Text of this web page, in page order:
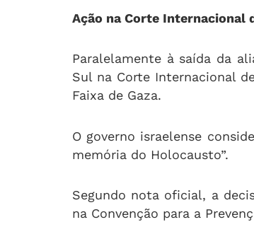
Ação na Corte Internacional
Paralelamente à saída da
Sul na Corte Internacional
Faixa de Gaza.
O governo israelense
memória do Holocausto”.
Segundo nota oficial, a
na Convenção para a